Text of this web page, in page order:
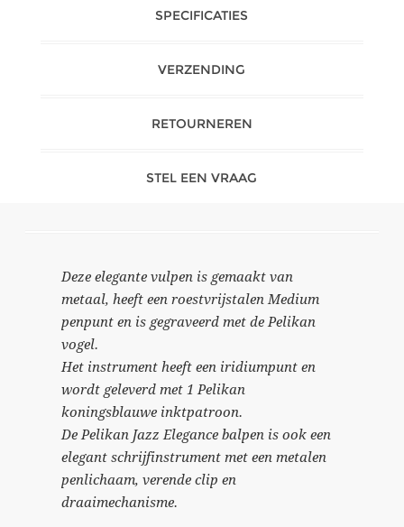
SPECIFICATIES
VERZENDING
RETOURNEREN
STEL EEN VRAAG
Deze elegante vulpen is gemaakt van
metaal, heeft een roestvrijstalen Medium
penpunt en is gegraveerd met de Pelikan
vogel.
Het instrument heeft een iridiumpunt en
wordt geleverd met 1 Pelikan
koningsblauwe inktpatroon.
De Pelikan Jazz Elegance balpen is ook een
elegant schrijfinstrument met een metalen
penlichaam, verende clip en
draaimechanisme.